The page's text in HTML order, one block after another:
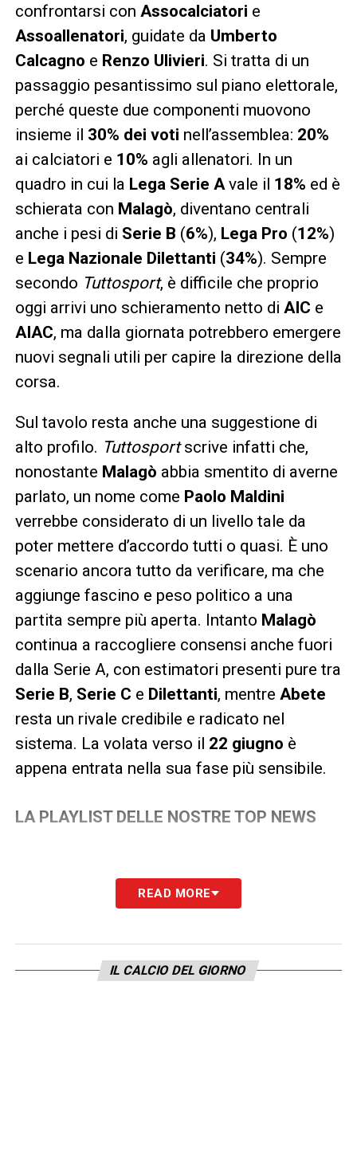
confrontarsi con Assocalciatori e
Assoallenatori, guidate da Umberto
Calcagno e Renzo Ulivieri. Si tratta di un
passaggio pesantissimo sul piano elettorale,
perché queste due componenti muovono
insieme il 30% dei voti nell’assemblea: 20%
ai calciatori e 10% agli allenatori. In un
quadro in cui la Lega Serie Avale il 18% ed è
schierata con Malagò, diventano centrali
anche i pesi di Serie B (6%), Lega Pro (12%)
e Lega Nazionale Dilettanti (34%). Sempre
secondo Tuttosport, è difficile che proprio
oggi arrivi uno schieramento netto di AIC e
AIAC, ma dalla giornata potrebbero emergere
nuovi segnali utili per capire la direzione della
corsa.
Sul tavolo resta anche una suggestione di
alto profilo. Tuttosportscrive infatti che,
nonostante Malagò abbia smentito di averne
parlato, un nome come Paolo Maldini
verrebbe considerato di un livello tale da
poter mettere d’accordo tutti o quasi. È uno
scenario ancora tutto da verificare, ma che
aggiunge fascino e peso politico a una
partita sempre più aperta. Intanto Malagò
continua a raccogliere consensi anche fuori
dalla Serie A, con estimatori presenti pure tra
Serie B, Serie C e Dilettanti, mentre Abete
resta un rivale credibile e radicato nel
sistema. La volata verso il 22 giugno è
appena entrata nella sua fase più sensibile.
LA PLAYLIST DELLE NOSTRE TOP NEWS
READ MORE
IL CALCIO DEL GIORNO